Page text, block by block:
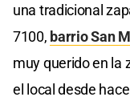
una tradicional
7100, barrio San
muy querido en la
el local desde